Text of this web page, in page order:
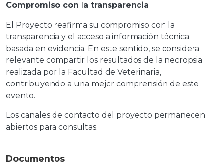
Compromiso con la transparencia
El Proyecto reafirma su compromiso con la
transparencia y el acceso a información técnica
basada en evidencia. En este sentido, se considera
relevante compartir los resultados de la necropsia
realizada por la Facultad de Veterinaria,
contribuyendo a una mejor comprensión de este
evento.
Los canales de contacto del proyecto permanecen
abiertos para consultas.
Documentos